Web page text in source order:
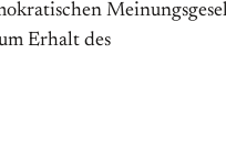
Erhalt des